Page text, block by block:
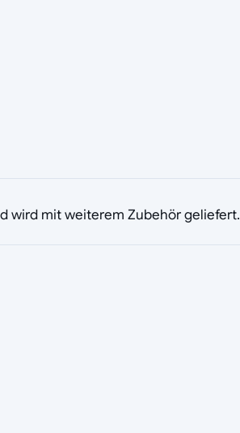
wird mit weiterem Zubehör geliefert.